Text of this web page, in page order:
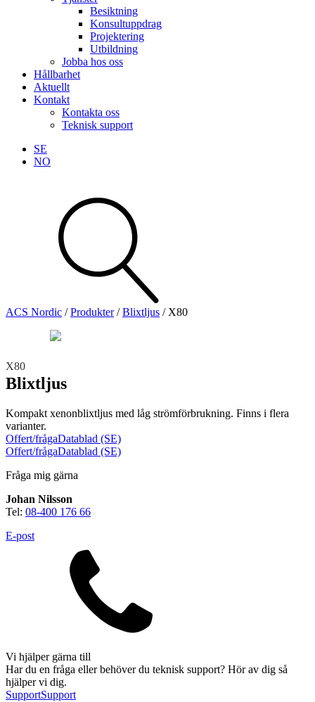
Besiktning
Konsultuppdrag
Projektering
Utbildning
Jobba hos oss
Hållbarhet
Aktuellt
Kontakt
Kontakta oss
Teknisk support
SE
NO
Se alla kategorier Se alla produkter
Teknisk support
Offertförfrågan
Brand
LarmsystemLarmklockor
ACS Nordic /Produkter/Blixtljus / X80
X80
Blixtljus
Kompakt xenonblixtljus med låg strömförbrukning. Finns i flera
varianter.
Offert/frågaDatablad (SE)
Offert/frågaDatablad (SE)
Fråga mig gärna
Johan Nilsson
Tel: 08-400 176 66
E-post
Vi hjälper gärna till
Har du en fråga eller behöver du teknisk support? Hör av dig så
hjälper vi dig.
SupportSupport